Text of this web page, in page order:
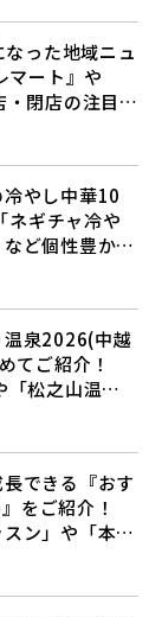
った地域ニュ
マート』や
・閉店の注目記
やし中華10
ギチャ冷や
ど個性豊かな
温泉2026(中越
てご紹介！
「松之山温泉
ろう♪
長できる『おす
をご紹介！
ン」や「本格
分を見つけよ